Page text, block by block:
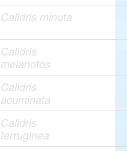
Calidris minuta
Calidris
melanotos
Calidris
acuminata
Calidris
ferruginea